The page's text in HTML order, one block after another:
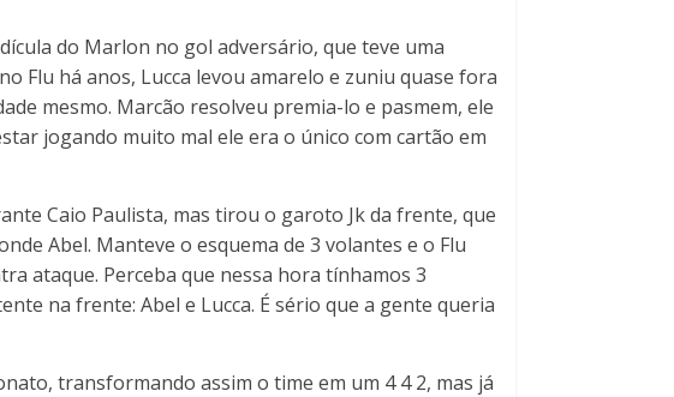
do Marlon no gol adversário, que teve uma
Flu há anos, Lucca levou amarelo e zuniu quase fora
mesmo. Marcão resolveu premia-lo e pasmem, ele
jogando muito mal ele era o único com cartão em
Caio Paulista, mas tirou o garoto Jk da frente, que
Abel. Manteve o esquema de 3 volantes e o Flu
ataque. Perceba que nessa hora tínhamos 3
na frente: Abel e Lucca. É sério que a gente queria
transformando assim o time em um 4 4 2, mas já